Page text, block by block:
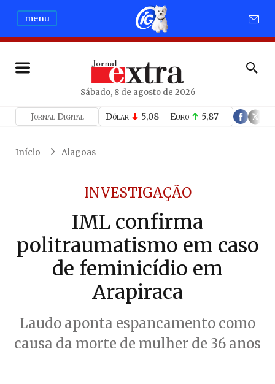
menu
Sábado, 8 de agosto de 2026
Jornal Digital Dólar 5,08 Euro 5,87
Início Alagoas
INVESTIGAÇÃO
IML confirma
politraumatismo em caso
de feminicídio em
Arapiraca
Laudo aponta espancamento como
causa da morte de mulher de 36 anos